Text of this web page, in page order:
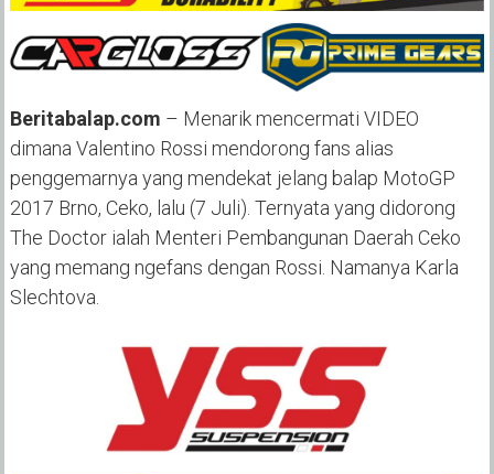
Beritabalap.com – Menarik mencermati VIDEO
dimana Valentino Rossi mendorong fans alias
penggemarnya yang mendekat jelang balap MotoGP
2017 Brno, Ceko, lalu (7 Juli). Ternyata yang didorong
The Doctor ialah Menteri Pembangunan Daerah Ceko
yang memang ngefans dengan Rossi. Namanya Karla
Slechtova.